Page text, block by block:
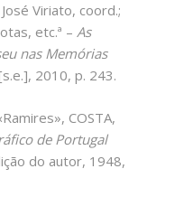
Viriato, coord.;
etc.ª – As
nas Memórias
2010, p. 243.
COSTA,
de Portugal
do autor, 1948,